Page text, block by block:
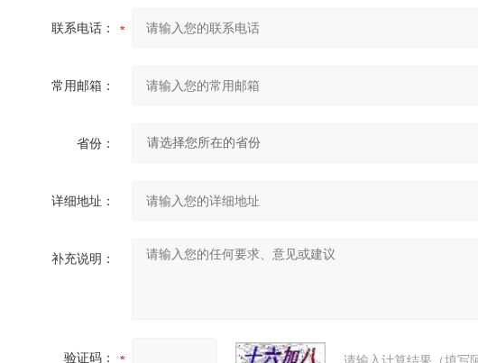
联系电话：
常用邮箱：
省份：
详细地址：
补充说明：
验证码：